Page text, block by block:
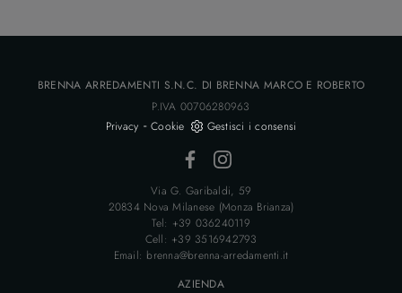
BRENNA ARREDAMENTI S.N.C. DI BRENNA MARCO E ROBERTO
P.IVA 00706280963
Privacy -Cookie Gestisci i consensi
Via G. Garibaldi, 59
20834 Nova Milanese (Monza Brianza)
Tel: +39 036240119
Cell: +39 3516942793
Email: brenna@brenna-arredamenti.it
AZIENDA